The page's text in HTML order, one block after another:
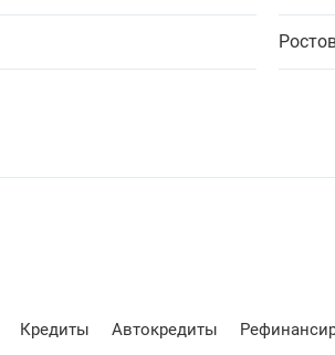
Кредиты Автокредиты